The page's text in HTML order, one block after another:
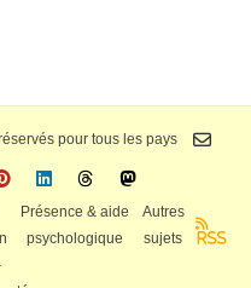
pour tous les pays
Présence & aide
psychologique
Autres
sujets
RSS